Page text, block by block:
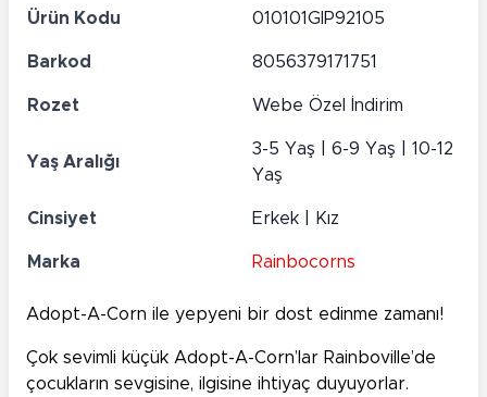
Ürün Kodu 010101GIP92105
Barkod 8056379171751
Rozet Webe Özel İndirim
Yaş Aralığı
3-5 Yaş | 6-9 Yaş | 10-12
Yaş
Cinsiyet Erkek | Kız
Marka Rainbocorns
Adopt-A-Corn ile yepyeni bir dost edinme zamanı!
Çok sevimli küçük Adopt-A-Corn’lar Rainboville’de
çocukların sevgisine, ilgisine ihtiyaç duyuyorlar.